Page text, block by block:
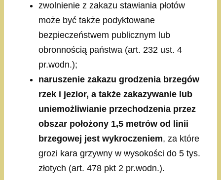
zwolnienie z zakazu stawiania płotów
może być także podyktowane
bezpieczeństwem publicznym lub
obronnością państwa (art. 232 ust. 4
pr.wodn.);
naruszenie zakazu grodzenia brzegów
rzek i jezior, a także zakazywanie lub
uniemożliwianie przechodzenia przez
obszar położony 1,5 metrów od linii
brzegowej jest wykroczeniem, za które
grozi kara grzywny w wysokości do 5 tys.
złotych (art. 478 pkt 2 pr.wodn.).